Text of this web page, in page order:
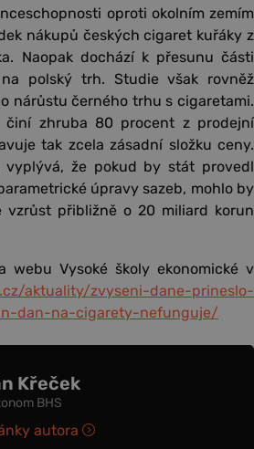
oproti okolním zemím
nákupů českých cigaret kuřáky z
Naopak dochází k přesunu části
polský trh. Studie však rovněž
nárůstu černého trhu s cigaretami.
činí zhruba 80 procent z prodejní
tak zcela zásadní složku ceny.
vyplývá, že pokud by stát provedl
úpravy sazeb, mohlo by
vzrůst přibližně o 20 miliard korun
webu Vysoké školy ekonomické v
aktuality/zvyseni-dane-prineslo-
dan-na-cigarety-nefunguje/
Křeček
BHS
autora